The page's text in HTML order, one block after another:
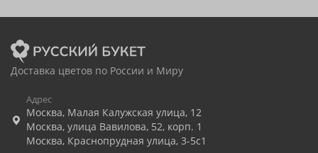
Доставка цветов по России и Миру
Адрес
Москва, Малая Калужская улица, 12
Москва, улица Вавилова, 52, корп. 1
Москва, Краснопрудная улица, 3-5с1